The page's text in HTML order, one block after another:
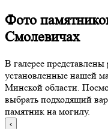
Фото
Смолевичах
В галерее
установленные нашей
Минской области.
выбрать подходящий
памятник на могилу.
‹